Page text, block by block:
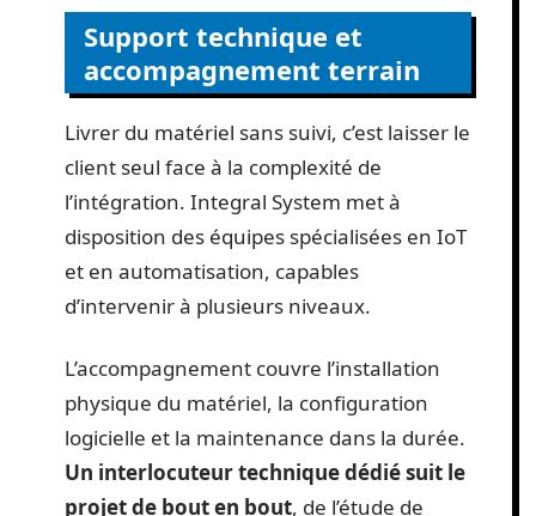
Support technique et
accompagnement terrain
Livrer du matériel sans suivi, c’est laisser le
client seul face à la complexité de
l’intégration. Integral System met à
disposition des équipes spécialisées en IoT
et en automatisation, capables
d’intervenir à plusieurs niveaux.
L’accompagnement couvre l’installation
physique du matériel, la configuration
logicielle et la maintenance dans la durée.
Un interlocuteur technique dédié suit le
projet de bout en bout, de l’étude de